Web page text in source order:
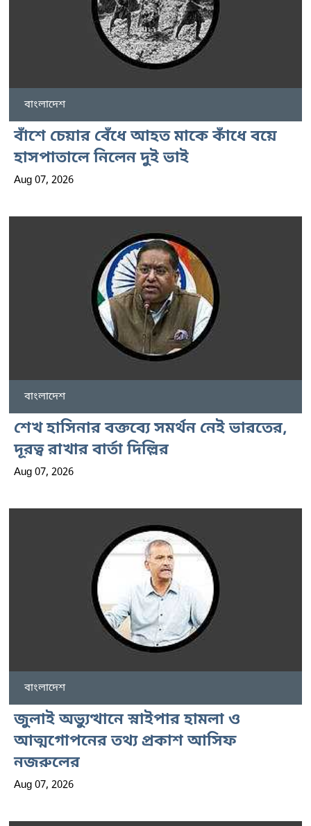
বাংলাদেশ
বাঁশে চেয়ার বেঁধে আহত মাকে কাঁধে বয়ে
হাসপাতালে নিলেন দুই ভাই
Aug 07, 2026
বাংলাদেশ
শেখ হাসিনার বক্তব্যে সমর্থন নেই ভারতের,
দূরত্ব রাখার বার্তা দিল্লির
Aug 07, 2026
বাংলাদেশ
জুলাই অভ্যুত্থানে স্নাইপার হামলা ও
আত্মগোপনের তথ্য প্রকাশ আসিফ
নজরুলের
Aug 07, 2026